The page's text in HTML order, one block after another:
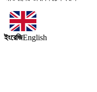
ইংরেজিEnglish